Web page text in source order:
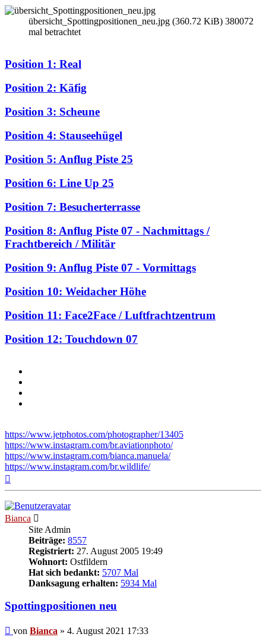
übersicht_Spottingpositionen_neu.jpg (360.72 KiB) 380072
mal betrachtet
Position 1: Real
Position 2: Käfig
Position 3: Scheune
Position 4: Stauseehügel
Position 5: Anflug Piste 25
Position 6: Line Up 25
Position 7: Besucherterrasse
Position 8: Anflug Piste 07 - Nachmittags /
Frachtbereich / Militär
Position 9: Anflug Piste 07 - Vormittags
Position 10: Weidacher Höhe
Position 11: Face2Face / Luftfrachtzentrum
Position 12: Touchdown 07
https://www.jetphotos.com/photographer/13405
https://www.instagram.com/br.aviationphoto/
https://www.instagram.com/bianca.manuela/
https://www.instagram.com/br.wildlife/
Bianca
Site Admin
Beiträge: 8557
Registriert: 27. August 2005 19:49
Wohnort: Ostfildern
Hat sich bedankt: 5707 Mal
Danksagung erhalten: 5934 Mal
Spottingpositionen neu
Beitrag
von Bianca » 4. August 2021 17:33